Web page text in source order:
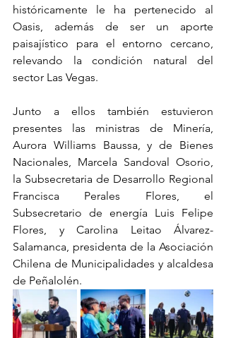
históricamente le ha pertenecido al
Oasis, además de ser un aporte
paisajístico para el entorno cercano,
relevando la condición natural del
sector Las Vegas.
Junto a ellos también estuvieron
presentes las ministras de Minería,
Aurora Williams Baussa, y de Bienes
Nacionales, Marcela Sandoval Osorio,
la Subsecretaria de Desarrollo Regional
Francisca Perales Flores, el
Subsecretario de energía Luis Felipe
Flores, y Carolina Leitao Álvarez-
Salamanca, presidenta de la Asociación
Chilena de Municipalidades y alcaldesa
de Peñalolén.